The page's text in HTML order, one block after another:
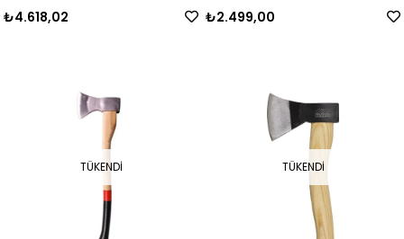
₺4.618,02 ₺2.499,00
TÜKENDI TÜKENDI